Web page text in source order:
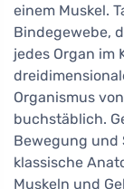
einem Muskel.
Bindegewebe,
jedes Organ im
Organismus
buchstäblich.
Bewegung und
klassische
Muskeln und